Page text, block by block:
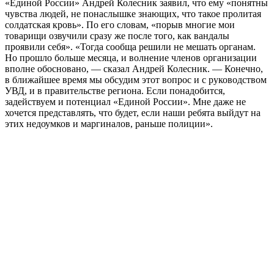
«Единой России» Андрей Колесник заявил, что ему «понятны
чувства людей, не понаслышке знающих, что такое пролитая
солдатская кровь». По его словам, «порыв многие мои
товарищи озвучили сразу же после того, как вандалы
проявили себя». «Тогда сообща решили не мешать органам.
Но прошло больше месяца, и волнение членов организации
вполне обосновано, — сказал Андрей Колесник. — Конечно,
в ближайшее время мы обсудим этот вопрос и с руководством
УВД, и в правительстве региона. Если понадобится,
задействуем и потенциал «Единой России». Мне даже не
хочется представлять, что будет, если наши ребята выйдут на
этих недоумков и маргиналов, раньше полиции».